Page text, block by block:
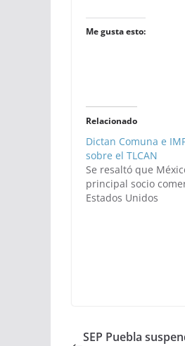
Me gusta esto:
Relacionado
Dictan Comuna e
sobre el TLCAN
Se resaltó que
principal socio
Estados Unidos
SEP Puebla